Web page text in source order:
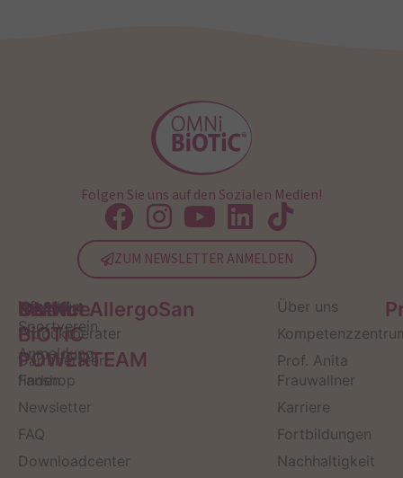
Folgen Sie uns auf den Sozialen Medien!
ZUM NEWSLETTER ANMELDEN
Service
Kontakt
Produktberater
Darmberater
finden
Newsletter
FAQ
Downloadcenter
OMNi-
BiOTiC
POWERTEAM
Infos zum
Sportverein
Anmeldung
Fanshop
Institut AllergoSan
Über uns
Prof. Anita
Frauwallner
Karriere
Fortbildungen
Nachhaltigkeit